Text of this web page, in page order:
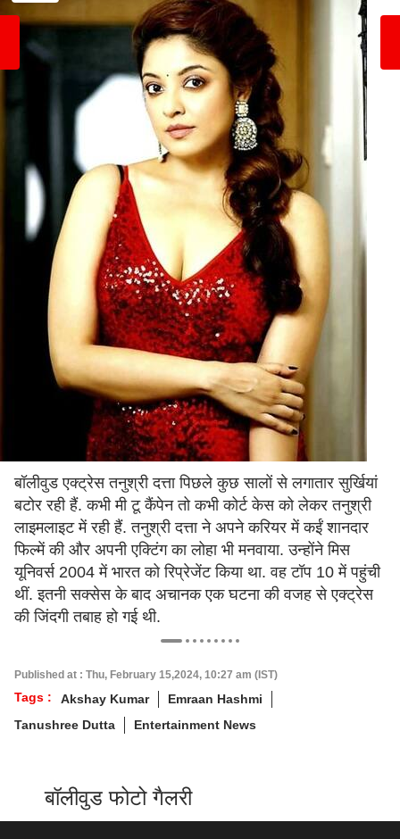
बॉलीवुड एक्ट्रेस तनुश्री दत्ता पिछले कुछ सालों से लगातार सुर्खियां
बटोर रही हैं. कभी मी टू कैंपेन तो कभी कोर्ट केस को लेकर तनुश्री
लाइमलाइट में रही हैं. तनुश्री दत्ता ने अपने करियर में कईं शानदार
फिल्में की और अपनी एक्टिंग का लोहा भी मनवाया. उन्होंने मिस
यूनिवर्स 2004 में भारत को रिप्रेजेंट किया था. वह टॉप 10 में पहुंची
थीं. इतनी सक्सेस के बाद अचानक एक घटना की वजह से एक्ट्रेस
की जिंदगी तबाह हो गई थी.
Published at : Thu, February 15,2024, 10:27 am (IST)
Tags : Akshay Kumar
Emraan Hashmi
Tanushree Dutta
Entertainment News
बॉलीवुड फोटो गैलरी